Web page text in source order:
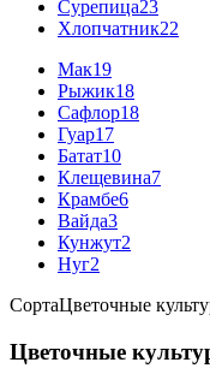
Сурепица23
Хлопчатник22
Мак19
Рыжик18
Сафлор18
Гуар17
Батат10
Клещевина7
Крамбе6
Вайда3
Кунжут2
Нуг2
СортаЦветочные
Цветочные